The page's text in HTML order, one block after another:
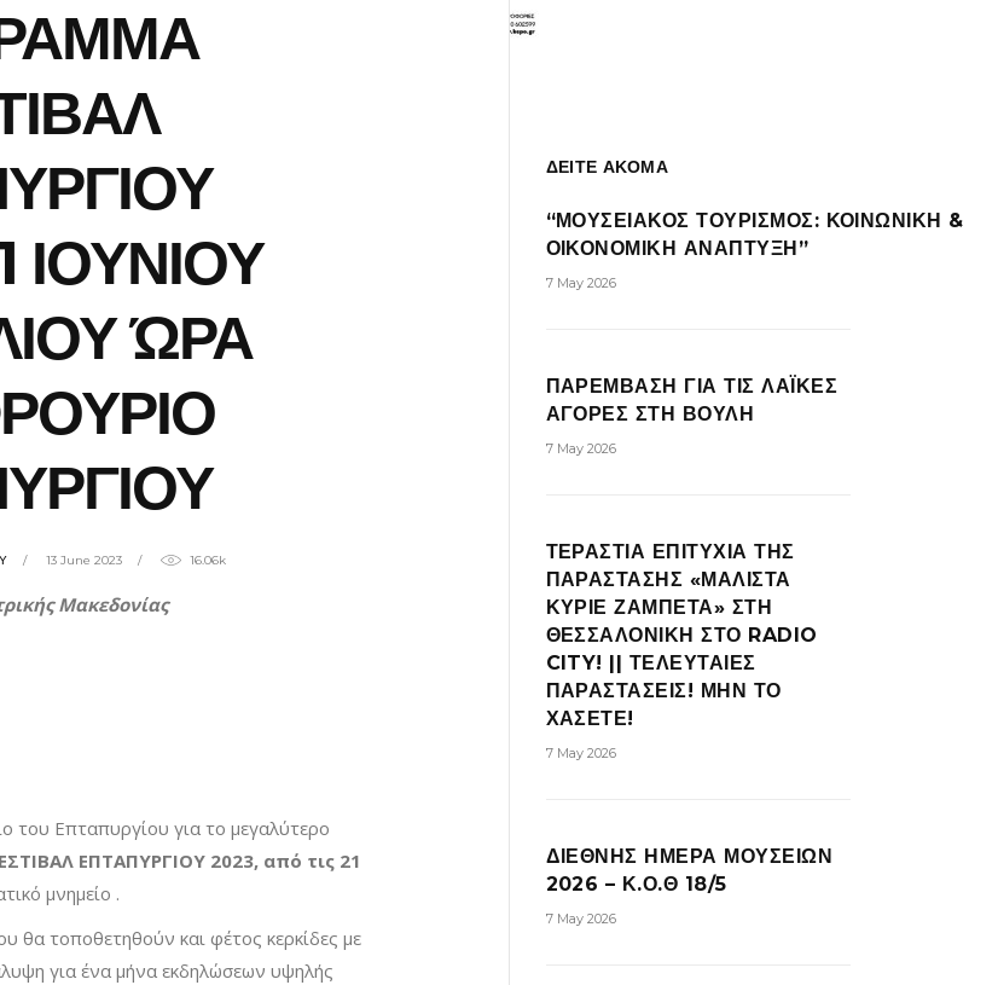
ΙΟΥΝΙΟΥ
ΏΡΑ
13 June 2023 16.06k
Μακεδονίας
του Επταπυργίου για το μεγαλύτερο
ΕΠΤΑΠΥΡΓΙΟΥ 2023, από τις 21
μνημείο .
θα τοποθετηθούν και φέτος κερκίδες με
για ένα μήνα εκδηλώσεων υψηλής
ΔΕΙΤΕ ΑΚΟΜΑ
“ΜΟΥΣΕΙΑΚΟΣ ΤΟΥΡΙΣΜΟΣ: ΚΟΙΝΩΝΙΚΗ &
ΟΙΚΟΝΟΜΙΚΗ ΑΝΑΠΤΥΞΗ”
7 May 2026
ΠΑΡΕΜΒΑΣΗ ΓΙΑ ΤΙΣ ΛΑΪΚΕΣ
ΑΓΟΡΕΣ ΣΤΗ ΒΟΥΛΗ
7 May 2026
ΤΕΡΑΣΤΙΑ ΕΠΙΤΥΧΙΑ ΤΗΣ
ΠΑΡΑΣΤΑΣΗΣ «ΜΑΛΙΣΤΑ
ΚΥΡΙΕ ΖΑΜΠΕΤΑ» ΣΤΗ
ΘΕΣΣΑΛΟΝΙΚΗ ΣΤΟ RADIO
CITY! || ΤΕΛΕΥΤΑΙΕΣ
ΠΑΡΑΣΤΑΣΕΙΣ! ΜΗΝ ΤΟ
ΧΑΣΕΤΕ!
7 May 2026
ΔΙΕΘΝΗΣ ΗΜΕΡΑ ΜΟΥΣΕΙΩΝ
2026 – Κ.Ο.Θ 18/5
7 May 2026